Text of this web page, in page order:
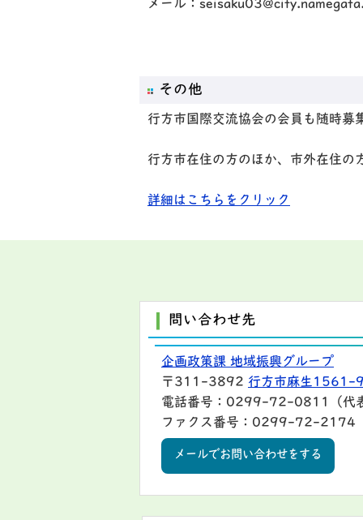
メール：
その他
行方市国際交流協会の会員も随時募
行方市在住の方のほか、市外在住の
詳細はこちらをクリック
問い合わせ先
企画政策課 地域振興グループ
〒311-3892 行方市麻生1561-9
電話番号：0299-72-0811（代
ファクス番号：0299-72-2174
メールでお問い合わせをする